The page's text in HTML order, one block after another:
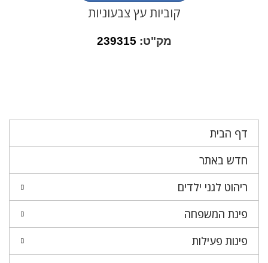
דף הבית
חדש באתר
ריהוט לגני ילדים
פינת המשפחה
פינות פעילות
קוביות עץ צבעוניות
מק"ט: 239315